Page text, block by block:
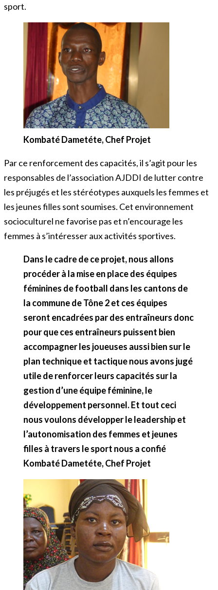
sport.
Kombaté Dametéte, Chef Projet
Par ce renforcement des capacités, il s’agit pour les
responsables de l’association AJDDI de lutter contre
les préjugés et les stéréotypes auxquels les femmes et
les jeunes filles sont soumises. Cet environnement
socioculturel ne favorise pas et n’encourage les
femmes à s’intéresser aux activités sportives.
Dans le cadre de ce projet, nous allons
procéder à la mise en place des équipes
féminines de football dans les cantons de
la commune de Tône 2 et ces équipes
seront encadrées par des entraîneurs donc
pour que ces entraîneurs puissent bien
accompagner les joueuses aussi bien sur le
plan technique et tactique nous avons jugé
utile de renforcer leurs capacités sur la
gestion d’une équipe féminine, le
développement personnel. Et tout ceci
nous voulons développer le leadership et
l’autonomisation des femmes et jeunes
filles à travers le sport nous a confié
Kombaté Dametéte, Chef Projet